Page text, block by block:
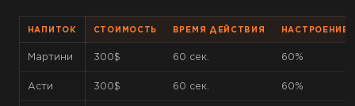
НАПИТОК СТОИМОСТЬ ВРЕМЯ ДЕЙСТВИЯ НАСТРОЕНИЕ
Мартини 300$ 60 сек. 60%
Асти 300$ 60 сек. 60%